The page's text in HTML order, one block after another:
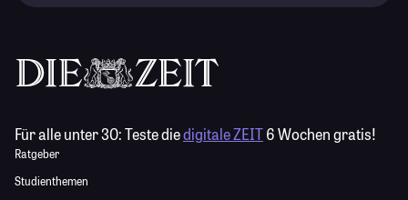
Für alle unter 30:Teste diedigitale ZEIT6 Wochen gratis!
Ratgeber
Studienthemen